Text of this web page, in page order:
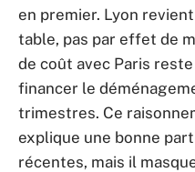
en premier. Lyon
table, pas par effet de
de coût avec Paris
financer le
trimestres. Ce
explique une bonne
récentes, mais il